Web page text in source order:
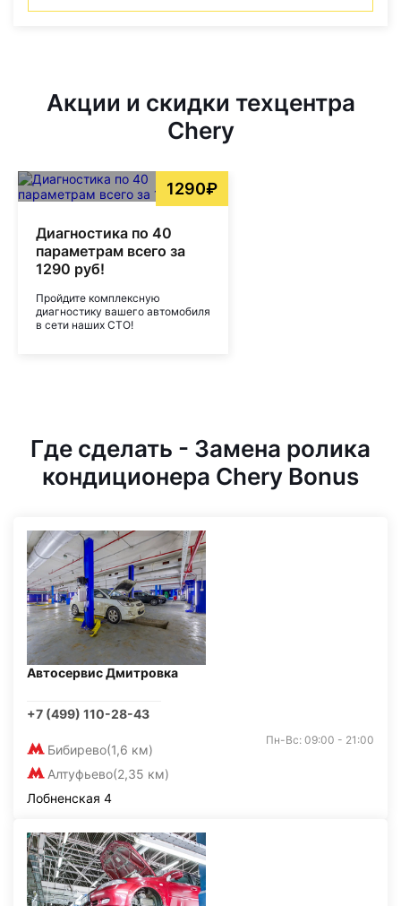
Акции и скидки техцентра
Chery
1290₽
Диагностика по 40
параметрам всего за
1290 руб!
Пройдите комплексную
диагностику вашего автомобиля
в сети наших СТО!
Где сделать - Замена ролика
кондиционера Chery Bonus
Автосервис Дмитровка
+7 (499) 110-28-43
Бибирево(1,6 км)
Алтуфьево(2,35 км)
Пн-Вс: 09:00 - 21:00
Лобненская 4